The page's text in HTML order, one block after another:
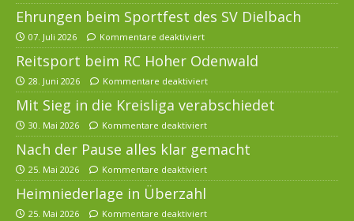
Ehrungen beim Sportfest des SV Dielbach
07. Juli 2026 Kommentare deaktiviert
Reitsport beim RC Hoher Odenwald
28. Juni 2026 Kommentare deaktiviert
Mit Sieg in die Kreisliga verabschiedet
30. Mai 2026 Kommentare deaktiviert
Nach der Pause alles klar gemacht
25. Mai 2026 Kommentare deaktiviert
Heimniederlage in Überzahl
25. Mai 2026 Kommentare deaktiviert